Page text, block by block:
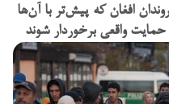
افغان که پیش‌تر با آن‌ها
حمایت واقعی برخوردار شوند